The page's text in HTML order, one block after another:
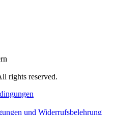
rights reserved.
und Widerrufsbelehrung